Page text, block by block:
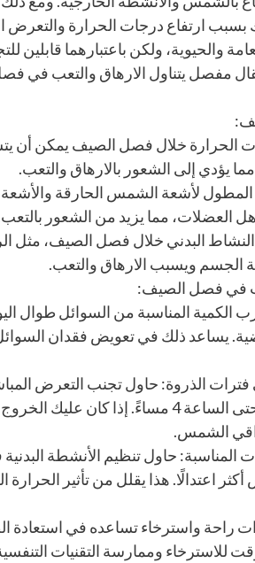
بسبب ارتفاع درجات الحرارة
والحيوية، ولكن باعتبارهما قابلين
مفصل يتناول الارهاق والتعب في
الحرارة خلال فصل الصيف يمكن أن
يؤدي إلى الشعور بالارهاق والتعب.
العضلات، مما يزيد من الشعور
النشاط البدني خلال فصل الصيف، مثل
الجسم ويسبب الارهاق والتعب.
في فصل الصيف:
المناسبة من السوائل طوال
يساعد ذلك في تعويض فقدان
الذروة: حاول تجنب التعرض
فترات الذروة من الساعة 10 صباحًا وحتى الساعة 4
الشمس.
المناسبة: حاول تنظيم الأنشطة البدنية
اعتدالًا. هذا يقلل من تأثير
راحة واسترخاء تساعده في استعادة
وممارسة التقنيات التنفسية